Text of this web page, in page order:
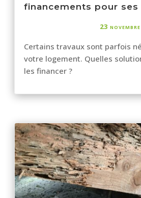
financements pour ses
23
Certains travaux sont parfois
votre logement. Quelles
les financer ?